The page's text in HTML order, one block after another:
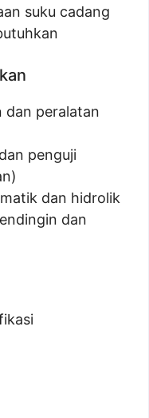
suku cadang
dan peralatan
penguji
dan hidrolik
dan